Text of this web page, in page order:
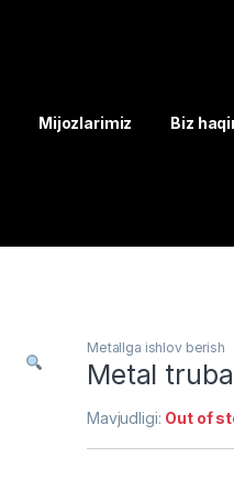
Mijozlarimiz Biz
Metallga ishlov berish
Metal
Mavjudligi: Out of